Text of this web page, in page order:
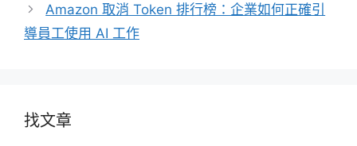
Amazon 取消 Token 排行榜：企業如何正確引
導員工使用 AI 工作
找文章